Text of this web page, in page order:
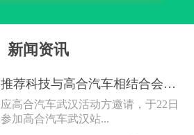
新闻资讯
推荐科技与高合汽车相结合会产生什么样的互联效应
应高合汽车武汉活动方邀请，于22日
参加高合汽车武汉站...